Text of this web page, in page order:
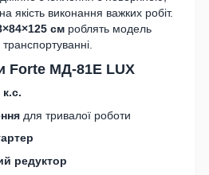
якість виконання важких робіт.
см роблять модель
Forte МД-81Е LUX
к.с.
для тривалої роботи
редуктор